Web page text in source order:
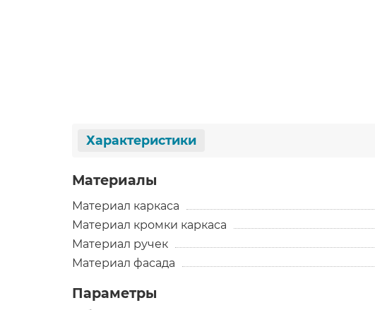
Характеристики
Материалы
Материал каркаса
Материал кромки каркаса
Материал ручек
Материал фасада
Параметры